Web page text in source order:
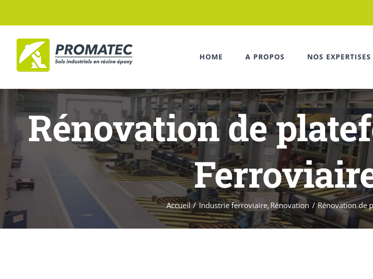
au
contenu
HOME A PROPOS NOS EXPERTISES
Rénovation de
Accueil Industrie ferroviaire Rénovation Rénovation de